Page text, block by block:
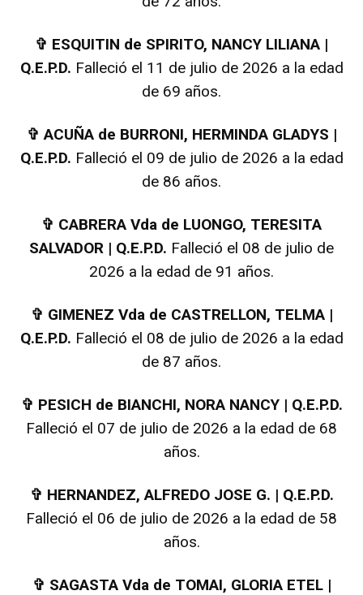
✞ ESQUITIN de SPIRITO, NANCY LILIANA |
Q.E.P.D. Falleció el 11 de julio de 2026 a la edad
de 69 años.
✞ ACUÑA de BURRONI, HERMINDA GLADYS |
Q.E.P.D. Falleció el 09 de julio de 2026 a la edad
de 86 años.
✞ CABRERA Vda de LUONGO, TERESITA
SALVADOR | Q.E.P.D. Falleció el 08 de julio de
2026 a la edad de 91 años.
✞ GIMENEZ Vda de CASTRELLON, TELMA |
Q.E.P.D. Falleció el 08 de julio de 2026 a la edad
de 87 años.
✞ PESICH de BIANCHI, NORA NANCY | Q.E.P.D.
Falleció el 07 de julio de 2026 a la edad de 68
años.
✞ HERNANDEZ, ALFREDO JOSE G. | Q.E.P.D.
Falleció el 06 de julio de 2026 a la edad de 58
años.
✞ SAGASTA Vda de TOMAI, GLORIA ETEL |